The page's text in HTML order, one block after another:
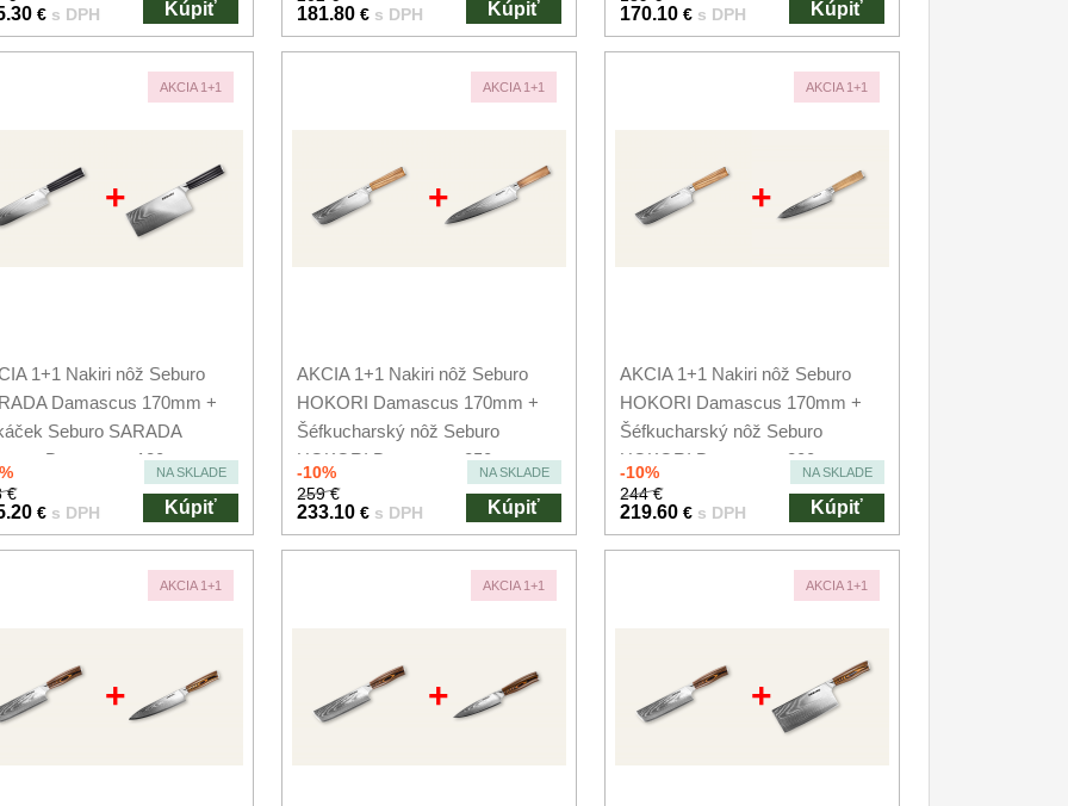
€ s DPH Kúpiť 181.80 € s DPH Kúpiť 170.10 € s DPH Kúpiť
AKCIA 1+1
+
1+1 Nakiri nôž Seburo
Damascus 170mm +
Seburo SARADA
Damascus 180mm
NA SKLADE
€
€ s DPH Kúpiť
AKCIA 1+1
+
AKCIA 1+1 Nakiri nôž Seburo
HOKORI Damascus 170mm +
Šéfkucharský nôž Seburo
HOKORI Damascus 250mm
-10% NA SKLADE
259 €
233.10 € s DPH Kúpiť
AKCIA 1+1
+
AKCIA 1+1 Nakiri nôž Seburo
HOKORI Damascus 170mm +
Šéfkucharský nôž Seburo
HOKORI Damascus 200mm
-10% NA SKLADE
244 €
219.60 € s DPH Kúpiť
AKCIA 1+1
+
AKCIA 1+1
+
AKCIA 1+1
+